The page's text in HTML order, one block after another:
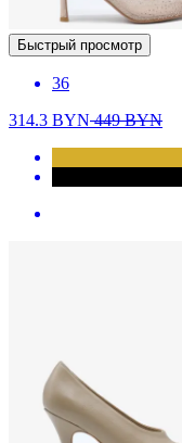
Быстрый просмотр
36
314.3 BYN449BYN